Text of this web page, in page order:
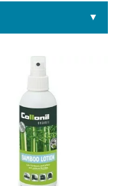
▼